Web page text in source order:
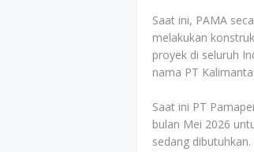
Saat ini, PAMA
melakukan
proyek di seluruh
nama PT
Saat ini PT
bulan Mei 2026
sedang